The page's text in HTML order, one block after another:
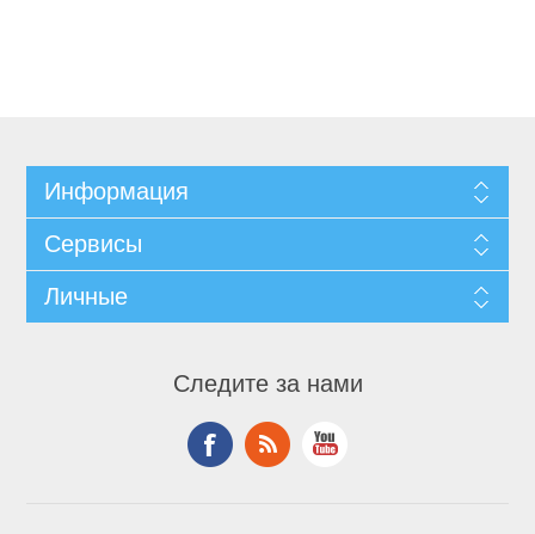
Информация
Сервисы
Личные
Следите за нами